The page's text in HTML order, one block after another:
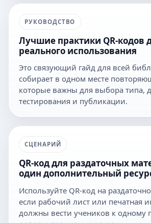
РУКОВОДСТВО
Лучшие практики QR-кодов
реального использования
Это связующий гайд для всей
собирает в одном месте
которые важны для выбора типа,
тестирования и публикации.
СЦЕНАРИЙ
QR-код для раздаточных
один дополнительный
Используйте QR-код на
если рабочий лист или печатная
должны вести учеников к одному